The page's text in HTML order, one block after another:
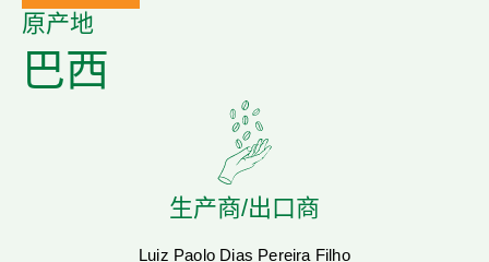
原产地
巴西
生产商/出口商
Luiz Paolo Dias Pereira Filho